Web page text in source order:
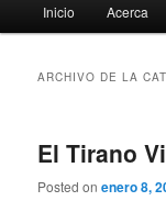
principal
Inicio Acerca
ARCHIVO DE LA
El Tirano
Posted onenero 8,